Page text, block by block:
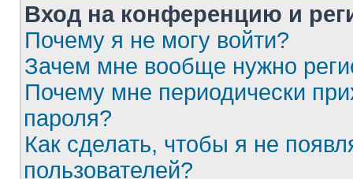
Вход на конференцию и
Почему я не могу войти?
Зачем мне вообще нужно
Почему мне периодически
пароля?
Как сделать, чтобы я не
пользователей?